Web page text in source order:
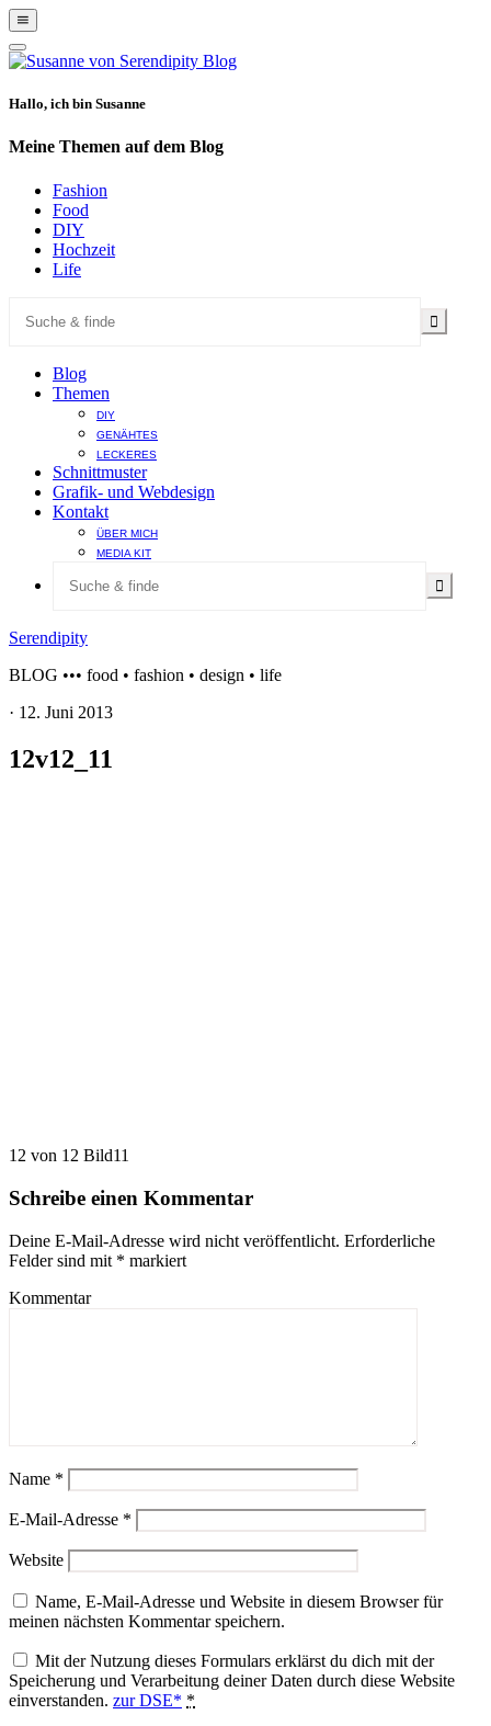
Show
Offscreen
Content
Hide
Offscreen
Hallo, ich bin Susanne
Meine Themen auf dem Blog
Fashion
Food
DIY
Hochzeit
Life
Blog
Themen
DIY
GENÄHTES
LECKERES
Schnittmuster
Grafik- und Webdesign
Kontakt
ÜBER MICH
MEDIA KIT
Serendipity
BLOG ••• food • fashion • design • life
· 12. Juni 2013
12v12_11
12 von 12 Bild11
Schreibe einen Kommentar
Deine E-Mail-Adresse wird nicht veröffentlicht. Erforderliche
Felder sind mit * markiert
Kommentar
Name *
E-Mail-Adresse *
Website
Name, E-Mail-Adresse und Website in diesem Browser für
meinen nächsten Kommentar speichern.
Mit der Nutzung dieses Formulars erklärst du dich mit der
Speicherung und Verarbeitung deiner Daten durch diese Website
einverstanden. zur DSE* *